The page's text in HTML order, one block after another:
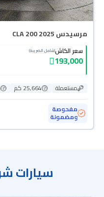
مرسيدس CLA 200 2025
سعر الكاش(شامل الضريبة)
193,000
مستعملة 25,664 كم
مفحوصة
ومضمونة
سيارات